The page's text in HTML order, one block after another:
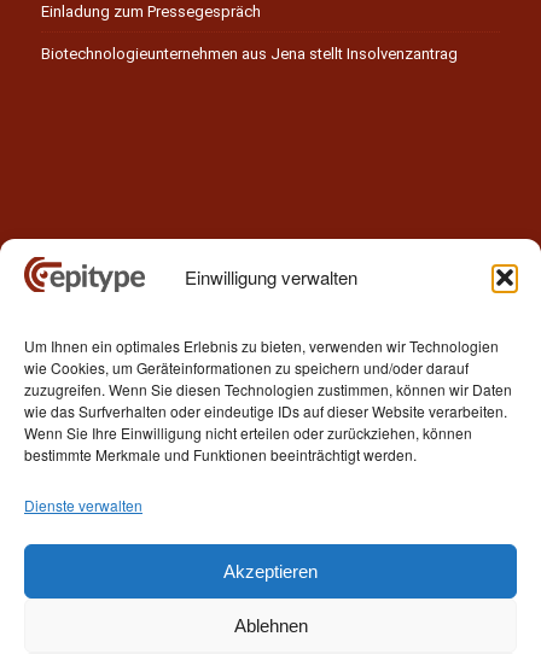
Einwilligung verwalten
Um Ihnen ein optimales Erlebnis zu bieten, verwenden wir Technologien
wie Cookies, um Geräteinformationen zu speichern und/oder darauf
zuzugreifen. Wenn Sie diesen Technologien zustimmen, können wir Daten
wie das Surfverhalten oder eindeutige IDs auf dieser Website verarbeiten.
Wenn Sie Ihre Einwilligung nicht erteilen oder zurückziehen, können
bestimmte Merkmale und Funktionen beeinträchtigt werden.
Dienste verwalten
Akzeptieren
Ablehnen
Einladung zum Pressegespräch
Biotechnologieunternehmen aus Jena stellt Insolvenzantrag
Kontakt
Epitype GmbH
Löbstedter Str. 41
07749 Jena
Germany